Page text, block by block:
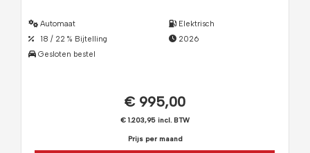
Automaat
18 / 22 % Bijtelling
Gesloten bestel
Elektrisch
2026
€ 995,00
€ 1.203,95 incl. BTW
Prijs per maand